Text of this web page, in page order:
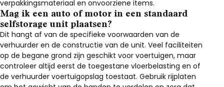
verpakkingsmateriaal en onvoorziene items.
Mag ik een auto of motor in een standaard
selfstorage unit plaatsen?
Dit hangt af van de specifieke voorwaarden van de
verhuurder en de constructie van de unit. Veel faciliteiten
op de begane grond zijn geschikt voor voertuigen, maar
controleer altijd eerst de toegestane vloerbelasting en of
de verhuurder voertuigopslag toestaat. Gebruik rijplaten